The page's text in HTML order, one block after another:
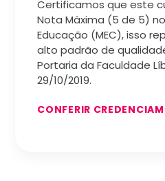
Certificamos que este
Nota Máxima (5 de 5)
Educação (MEC), isso
alto padrão de
Portaria da Faculdade
29/10/2019.
CONFERIR